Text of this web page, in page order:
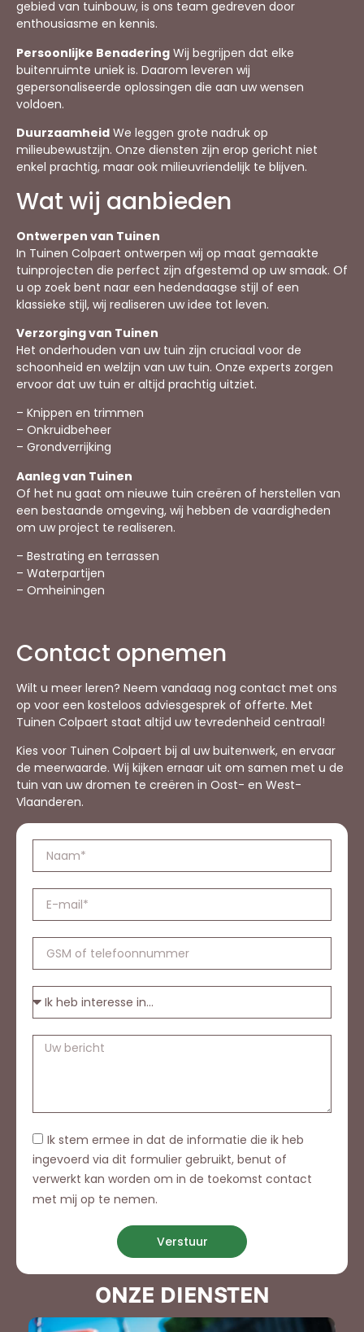
gebied van tuinbouw, is ons team gedreven door
enthousiasme en kennis.
Persoonlijke Benadering Wij begrijpen dat elke
buitenruimte uniek is. Daarom leveren wij
gepersonaliseerde oplossingen die aan uw wensen
voldoen.
Duurzaamheid We leggen grote nadruk op
milieubewustzijn. Onze diensten zijn erop gericht niet
enkel prachtig, maar ook milieuvriendelijk te blijven.
Wat wij aanbieden
Ontwerpen van Tuinen
In Tuinen Colpaert ontwerpen wij op maat gemaakte
tuinprojecten die perfect zijn afgestemd op uw smaak. Of
u op zoek bent naar een hedendaagse stijl of een
klassieke stijl, wij realiseren uw idee tot leven.
Verzorging van Tuinen
Het onderhouden van uw tuin zijn cruciaal voor de
schoonheid en welzijn van uw tuin. Onze experts zorgen
ervoor dat uw tuin er altijd prachtig uitziet.
– Knippen en trimmen
– Onkruidbeheer
– Grondverrijking
Aanleg van Tuinen
Of het nu gaat om nieuwe tuin creëren of herstellen van
een bestaande omgeving, wij hebben de vaardigheden
om uw project te realiseren.
– Bestrating en terrassen
– Waterpartijen
– Omheiningen
Contact opnemen
Wilt u meer leren? Neem vandaag nog contact met ons
op voor een kosteloos adviesgesprek of offerte. Met
Tuinen Colpaert staat altijd uw tevredenheid centraal!
Kies voor Tuinen Colpaert bij al uw buitenwerk, en ervaar
de meerwaarde. Wij kijken ernaar uit om samen met u de
tuin van uw dromen te creëren in Oost- en West-
Vlaanderen.
Ik stem ermee in dat de informatie die ik heb
ingevoerd via dit formulier gebruikt, benut of
verwerkt kan worden om in de toekomst contact
met mij op te nemen.
Verstuur
ONZE DIENSTEN